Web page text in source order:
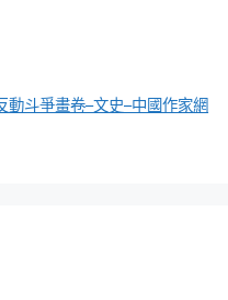
斗爭畫卷–文史–中國作家網